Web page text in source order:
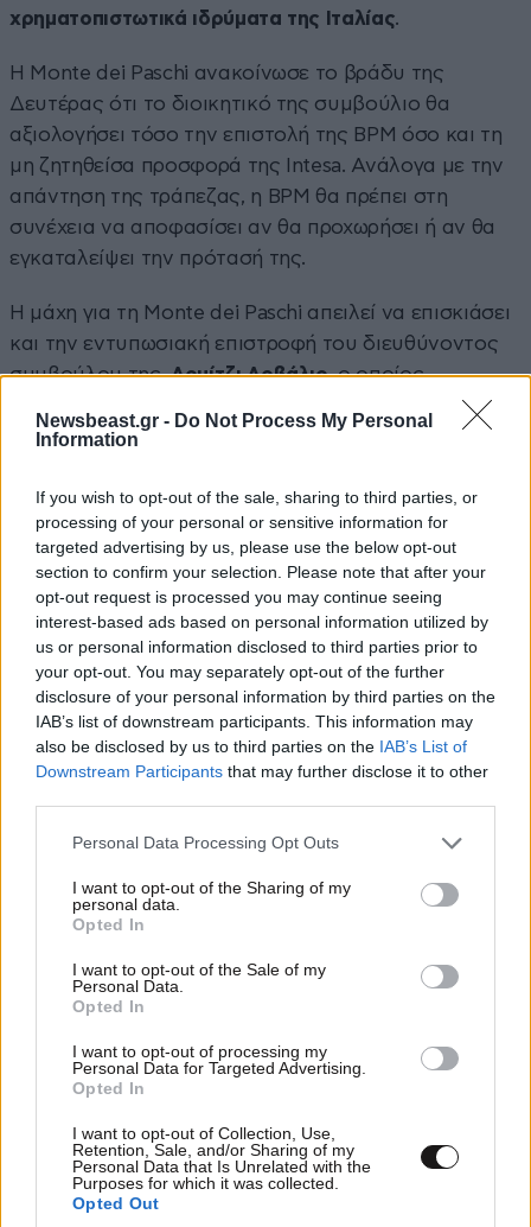
Newsbeast.gr - Do Not Process My Personal
Information
If you wish to opt-out of the sale, sharing to third parties, or
processing of your personal or sensitive information for
targeted advertising by us, please use the below opt-out
section to confirm your selection. Please note that after your
opt-out request is processed you may continue seeing
interest-based ads based on personal information utilized by
us or personal information disclosed to third parties prior to
your opt-out. You may separately opt-out of the further
disclosure of your personal information by third parties on the
IAB’s list of downstream participants. This information may
also be disclosed by us to third parties on the IAB’s List of
Downstream Participants that may further disclose it to other
Please note that this website/app uses one or more Google
not limited to your visit or usage behaviour. You may click to
grant or deny consent to Google and its third-party tags to
use your data for below specified purposes in below Google
consent section.
Personal Data Processing Opt Outs
I want to opt-out of the Sharing of my
personal data.
Opted In
I want to opt-out of the Sale of my
Personal Data.
Opted In
I want to opt-out of processing my
Personal Data for Targeted Advertising.
Opted In
I want to opt-out of Collection, Use,
Retention, Sale, and/or Sharing of my
Personal Data that Is Unrelated with the
Purposes for which it was collected.
Opted Out
χρηματοπιστωτικά ιδρύματα της Ιταλίας.
Η Monte dei Paschi ανακοίνωσε το βράδυ της
Δευτέρας ότι το διοικητικό της συμβούλιο θα
αξιολογήσει τόσο την επιστολή της BPM όσο και τη
μη ζητηθείσα προσφορά της Intesa. Ανάλογα με την
απάντηση της τράπεζας, η BPM θα πρέπει στη
συνέχεια να αποφασίσει αν θα προχωρήσει ή αν θα
εγκαταλείψει την πρότασή της.
Η μάχη για τη Monte dei Paschi απειλεί να επισκιάσει
και την εντυπωσιακή επιστροφή του διευθύνοντος
συμβούλου της,Λουίτζι Λοβάλιο, ο οποίος
απομακρύνθηκε από τη θέση του τον Μάρτιο έπειτα
από σύγκρουση στο διοικητικό συμβούλιο, αλλά
επενδυτών.